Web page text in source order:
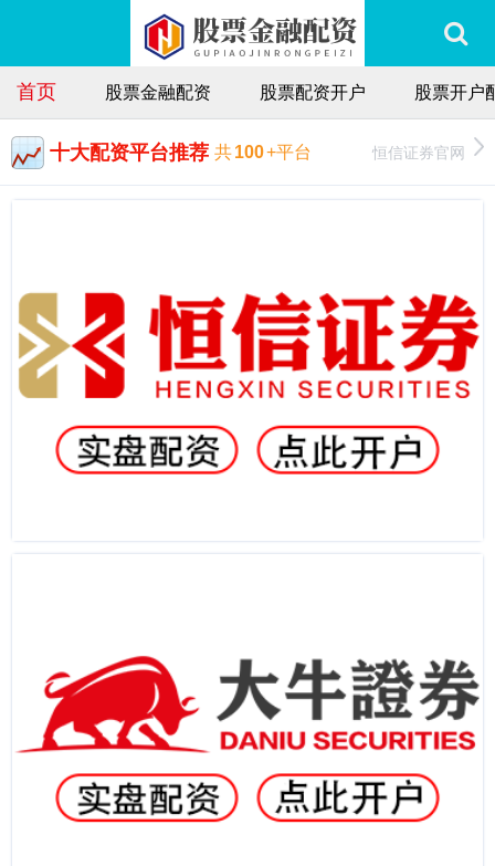
首页 股票金融配资 股票配资开户 股票开户
十大配资平台推荐 共100+平台 恒信证券官网